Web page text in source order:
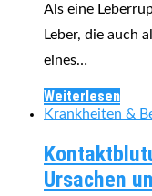
Als eine
Leber, die auch
eines…
Weiterlesen
Krankheiten &
Ursachen